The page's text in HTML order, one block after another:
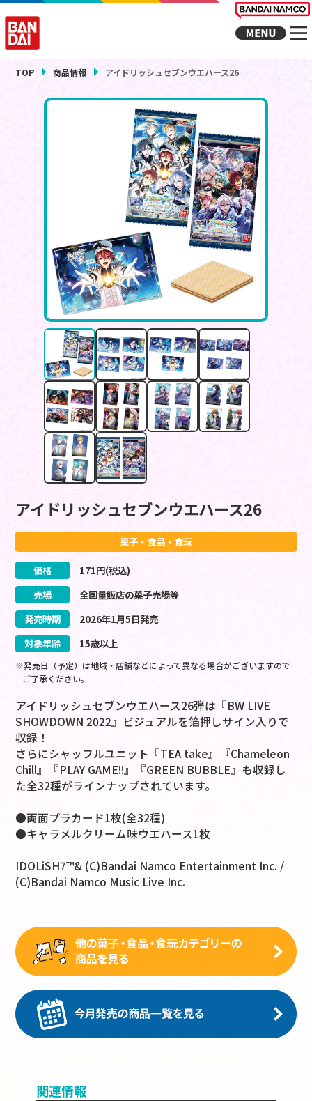
TOP 商品情報 アイドリッシュセブンウエハース26
アイドリッシュセブンウエハース26
菓子・食品・食玩
価格 171円(税込)
売場
全国量販店の菓子売場等
発売時期
2026年1月5日発売
対象年齢
15歳以上
※発売日（予定）は地域・店舗などによって異なる場合がございますので
ご了承ください。
アイドリッシュセブンウエハース26弾は『BW LIVE
SHOWDOWN 2022』ビジュアルを箔押しサイン入りで
収録！
さらにシャッフルユニット『TEA take』『Chameleon
Chill』『PLAY GAME!!』『GREEN BUBBLE』も収録し
た全32種がラインナップされています。
●両面プラカード1枚(全32種)
●キャラメルクリーム味ウエハース1枚
IDOLiSH7™& (C)Bandai Namco Entertainment Inc. /
(C)Bandai Namco Music Live Inc.
関連情報